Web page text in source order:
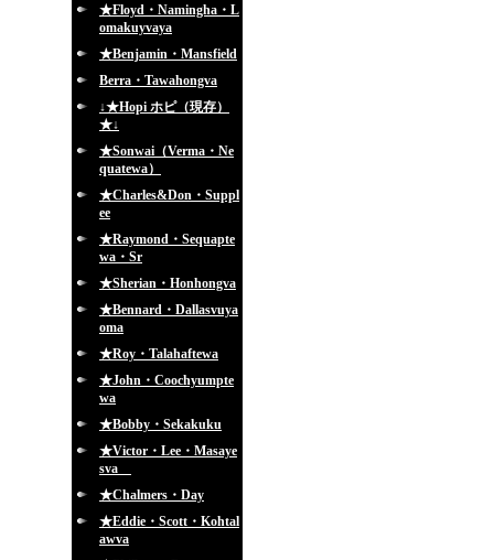
★Floyd・Namingha・L
omakuyvaya
★Benjamin・Mansfield
Berra・Tawahongva
↓★Hopi ホピ（現存）
★↓
★Sonwai（Verma・Ne
quatewa）
★Charles&Don・Suppl
ee
★Raymond・Sequapte
wa・Sr
★Sherian・Honhongva
★Bennard・Dallasvuya
oma
★Roy・Talahaftewa
★John・Coochyumpte
wa
★Bobby・Sekakuku
★Victor・Lee・Masaye
sva
★Chalmers・Day
★Eddie・Scott・Kohtal
awva